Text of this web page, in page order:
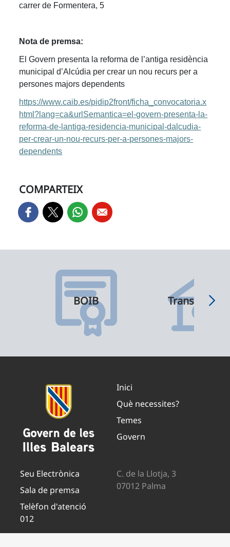
carrer de Formentera, 5
Nota de premsa:
El Govern presenta la reforma de l’antiga residència
municipal d’Alcúdia per crear un nou recurs per a
persones majors dependents
https://www.caib.es/pidip2front/ficha_convocatoria.x
html?lang=ca&urlSemantica=el-govern-presenta-la-
reforma-de-lantiga-residencia-municipal-dalcudia-
per-crear-un-nou-recurs-per-a-persones-majors-
dependents
COMPARTEIX
BOIB
Inici
Què necessites?
Temes
Govern
Seu Electrònica
Sala de premsa
Telèfon d'atenció
012
C. de la Llotja, 3
07012 Palma